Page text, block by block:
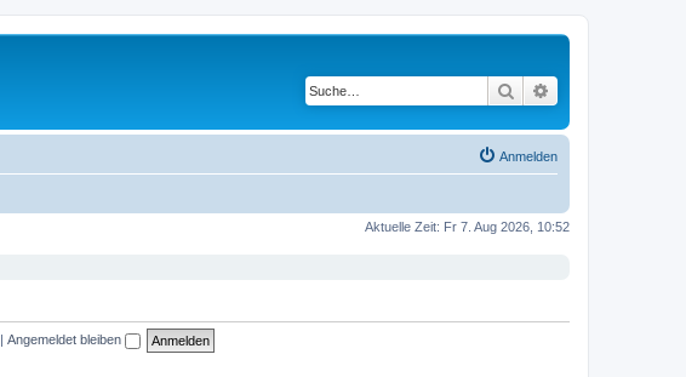
Suche
Anmelden
Aktuelle Zeit: Fr 7. Aug 2026, 10:52
| Angemeldet bleiben